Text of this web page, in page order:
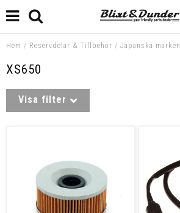
Hem / Reservdelar & Tillbehör / Japanska märken
XS650
Visa filter